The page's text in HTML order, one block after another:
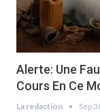
Alerte: Une
Cours En Ce
La redaction Sep